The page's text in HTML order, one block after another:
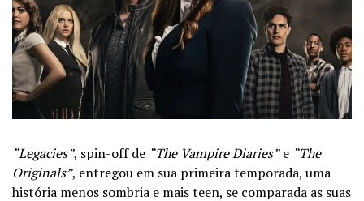
“Legacies”, spin-off de “The Vampire Diaries”e “The
Originals”, entregou em sua primeira temporada, uma
história menos sombria e mais teen, se comparada as suas